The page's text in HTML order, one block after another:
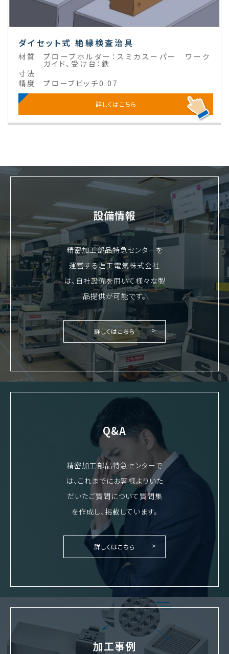
ダイセット式 絶縁検査治具
材質 プローブホルダー：スミカスーパー ワーク
ガイド、受け台：鉄
寸法
精度
プローブピッチ0.07
詳しくはこちら
設備情報
精密加工部品特急センターを
運営する理工電気株式会社
は、自社設備を用いて様々な製
品提供が可能です。
詳しくはこちら
Q&A
精密加工部品特急センターで
は、これまでにお客様よりいた
だいたご質問について質問集
を作成し、掲載しています。
詳しくはこちら
加工事例